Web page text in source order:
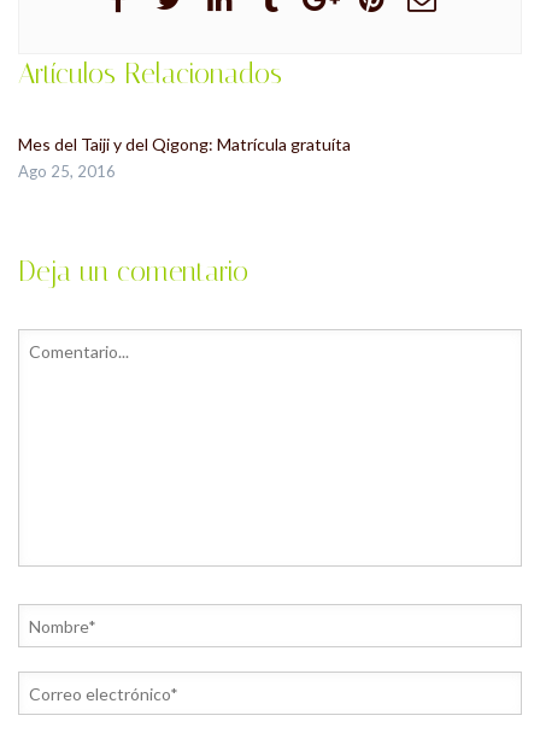
Artículos Relacionados
Mes del Taiji y del Qigong: Matrícula gratuíta
Ago 25, 2016
Deja un comentario